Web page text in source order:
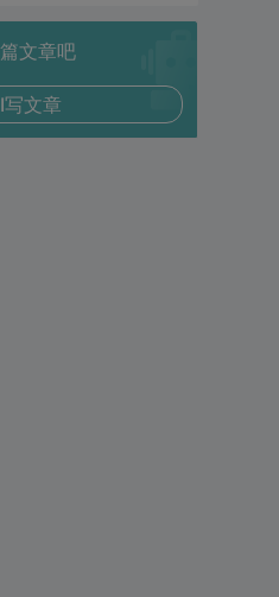
文章吧
文章